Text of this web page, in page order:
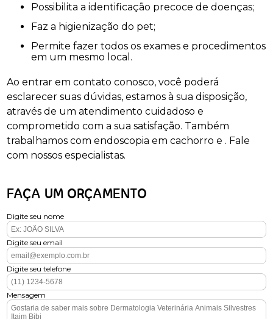
Possibilita a identificação precoce de doenças;
Faz a higienização do pet;
Permite fazer todos os exames e procedimentos
em um mesmo local.
Ao entrar em contato conosco, você poderá
esclarecer suas dúvidas, estamos à sua disposição,
através de um atendimento cuidadoso e
comprometido com a sua satisfação. Também
trabalhamos com endoscopia em cachorro e . Fale
com nossos especialistas.
FAÇA UM ORÇAMENTO
Digite seu nome
Digite seu email
Digite seu telefone
Mensagem